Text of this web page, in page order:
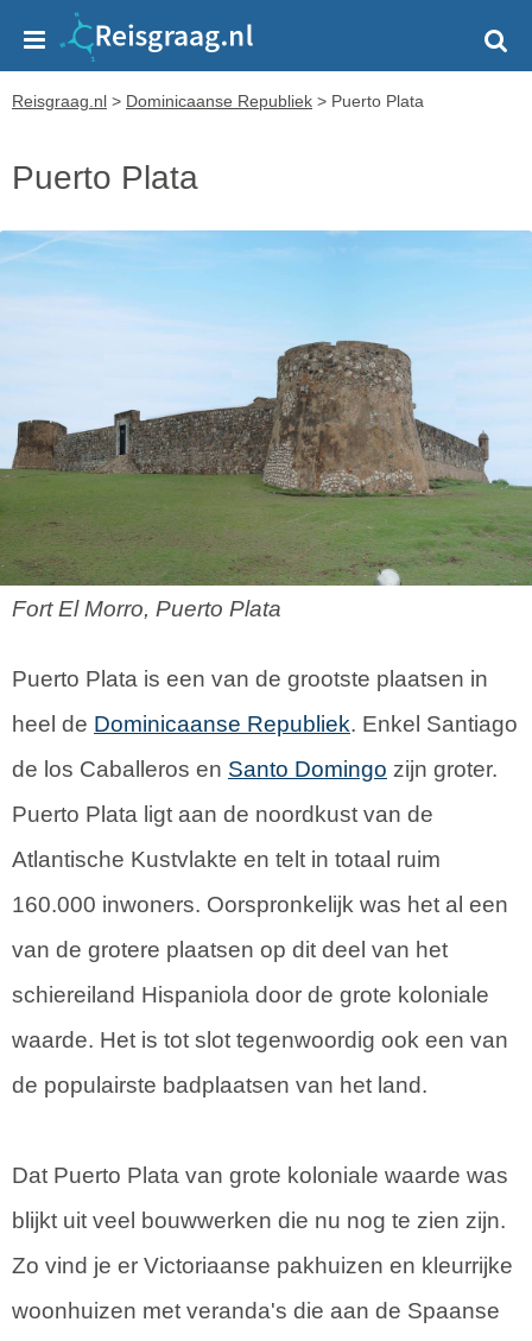
Reisgraag.nl > Dominicaanse Republiek > Puerto Plata
Puerto Plata
Fort El Morro, Puerto Plata
Puerto Plata is een van de grootste plaatsen in
heel de Dominicaanse Republiek. Enkel Santiago
de los Caballeros en Santo Domingo zijn groter.
Puerto Plata ligt aan de noordkust van de
Atlantische Kustvlakte en telt in totaal ruim
160.000 inwoners. Oorspronkelijk was het al een
van de grotere plaatsen op dit deel van het
schiereiland Hispaniola door de grote koloniale
waarde. Het is tot slot tegenwoordig ook een van
de populairste badplaatsen van het land.
Dat Puerto Plata van grote koloniale waarde was
blijkt uit veel bouwwerken die nu nog te zien zijn.
Zo vind je er Victoriaanse pakhuizen en kleurrijke
woonhuizen met veranda's die aan de Spaanse